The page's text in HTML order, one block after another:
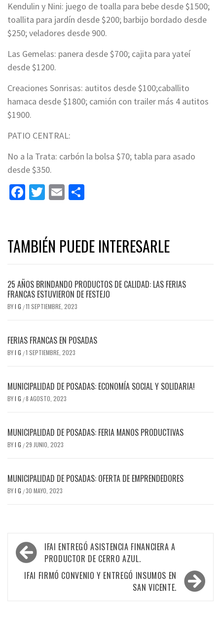
Kendulin y Nini: juego de toalla para bebe desde $1500;
toallita para jardín desde $200; barbijo bordado desde
$250; veladores desde 900.
Las Gemelas: panera desde $700; cajita para yateí
desde $1200.
Creaciones Sonrisas: autitos desde $100;caballito
hamaca desde $1800; camión con trailer más 4 autitos
$1900.
PATIO CENTRAL:
No a la Trata: carbón la bolsa $70; tabla para asado
desde $350.
Facebook
Twitter
Email
TAMBIÉN PUEDE INTERESARLE
25 AÑOS BRINDANDO PRODUCTOS DE CALIDAD: LAS FERIAS
FRANCAS ESTUVIERON DE FESTEJO
BYI G /11 SEPTIEMBRE, 2023
FERIAS FRANCAS EN POSADAS
BYI G /1 SEPTIEMBRE, 2023
MUNICIPALIDAD DE POSADAS: ECONOMÍA SOCIAL Y SOLIDARIA!
BYI G /8 AGOSTO, 2023
MUNICIPALIDAD DE POSADAS: FERIA MANOS PRODUCTIVAS
BYI G /29 JUNIO, 2023
MUNICIPALIDAD DE POSADAS: OFERTA DE EMPRENDEDORES
BYI G /30 MAYO, 2023
Navegación
de
entradas
IFAI ENTREGÓ ASISTENCIA FINANCIERA A
PRODUCTOR DE CERRO AZUL.
IFAI FIRMÓ CONVENIO Y ENTREGÓ INSUMOS EN
SAN VICENTE.